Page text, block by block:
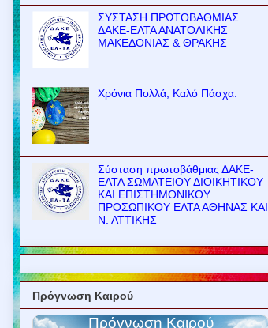
ΣΥΣΤΑΣΗ ΠΡΩΤΟΒΑΘΜΙΑΣ
ΔΑΚΕ-ΕΛΤΑ ΑΝΑΤΟΛΙΚΗΣ
ΜΑΚΕΔΟΝΙΑΣ & ΘΡΑΚΗΣ
Χρόνια Πολλά, Καλό Πάσχα.
Σύσταση πρωτοβάθμιας ΔΑΚΕ-
ΕΛΤΑ ΣΩΜΑΤΕΙΟΥ ΔΙΟΙΚΗΤΙΚΟΥ
ΚΑΙ ΕΠΙΣΤΗΜΟΝΙΚΟΥ
ΠΡΟΣΩΠΙΚΟΥ ΕΛΤΑ ΑΘΗΝΑΣ ΚΑΙ
Ν. ΑΤΤΙΚΗΣ
Πρόγνωση Καιρού